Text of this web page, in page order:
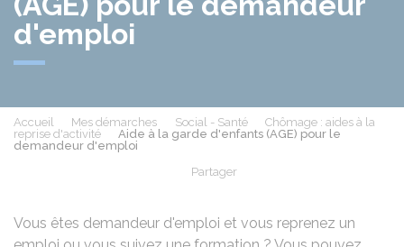
d'emploi
Accueil Mes démarches Social - Santé
Chômage : aides à la
reprise d'activité
Aide à la garde d'enfants (AGE) pour le
demandeur d'emploi
Partager
Vous êtes demandeur d'emploi et vous reprenez un